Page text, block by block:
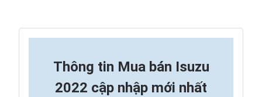
Thông tin Mua bán Isuzu
2022 cập nhập mới nhất